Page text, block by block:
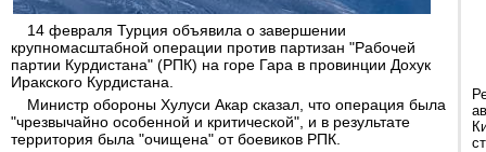
14 февраля Турция объявила о завершении
крупномасштабной операции против партизан "Рабочей
партии Курдистана" (РПК) на горе Гара в провинции Дохук
Иракского Курдистана.
Министр обороны Хулуси Акар сказал, что операция была
"чрезвычайно особенной и критической", и в результате
территория была "очищена" от боевиков РПК.